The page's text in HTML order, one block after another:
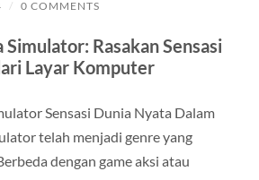
/ 0 COMMENTS
Simulator: Rasakan Sensasi
Layar Komputer
Sensasi Dunia Nyata Dalam
telah menjadi genre yang
dengan game aksi atau